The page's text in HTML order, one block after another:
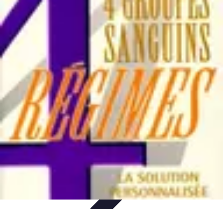
Training Pro
Méthodes de Formation
Conception de formationFormation sur
mesureFormation et MéthodologiesOptimisation du Training